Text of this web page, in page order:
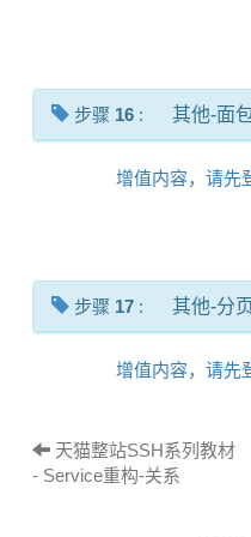
步骤 16 : 其他-面
增值内容，请先
步骤 17 : 其他-分
增值内容，请先
天猫整站SSH系列教材
- Service重构-关系